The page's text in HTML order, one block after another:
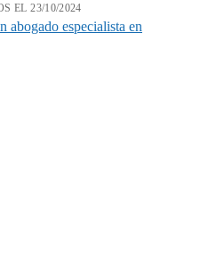
EL 23/10/2024
abogado especialista en